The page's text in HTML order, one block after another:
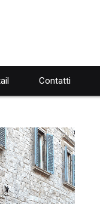
Contatti